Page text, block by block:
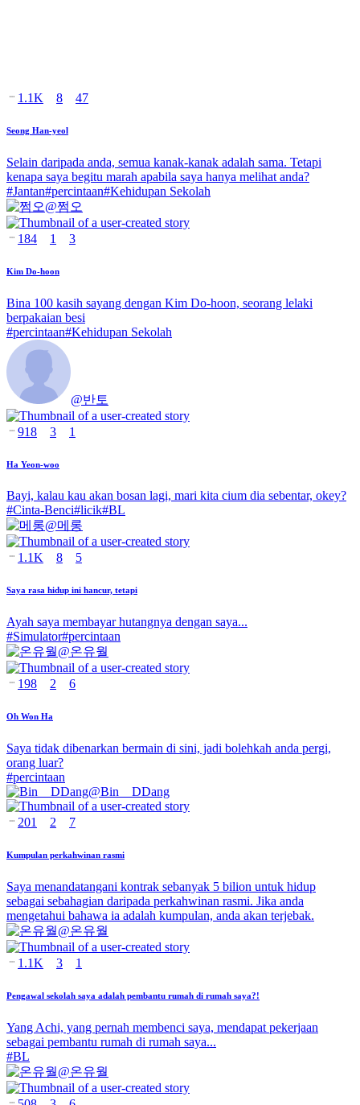
1.1K 8 47
Seong Han-yeol
Selain daripada anda, semua kanak-kanak adalah sama. Tetapi
kenapa saya begitu marah apabila saya hanya melihat anda?
#Jantan#percintaan#Kehidupan Sekolah
@쩜오
184 1 3
Kim Do-hoon
Bina 100 kasih sayang dengan Kim Do-hoon, seorang lelaki
berpakaian besi
#percintaan#Kehidupan Sekolah
@반토
918 3 1
Ha Yeon-woo
Bayi, kalau kau akan bosan lagi, mari kita cium dia sebentar, okey?
#Cinta-Benci#licik#BL
@메롱
1.1K 8 5
Saya rasa hidup ini hancur, tetapi
Ayah saya membayar hutangnya dengan saya...
#Simulator#percintaan
@온유월
198 2 6
Oh Won Ha
Saya tidak dibenarkan bermain di sini, jadi bolehkah anda pergi,
orang luar?
#percintaan
@Bin__DDang
201 2 7
Kumpulan perkahwinan rasmi
Saya menandatangani kontrak sebanyak 5 bilion untuk hidup
sebagai sebahagian daripada perkahwinan rasmi. Jika anda
mengetahui bahawa ia adalah kumpulan, anda akan terjebak.
@온유월
1.1K 3 1
Pengawal sekolah saya adalah pembantu rumah di rumah saya?!
Yang Achi, yang pernah membenci saya, mendapat pekerjaan
sebagai pembantu rumah di rumah saya...
#BL
@온유월